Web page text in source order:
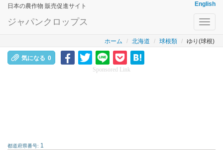
日本の農作物 販売促進サイト English
ジャパンクロップス
ホーム 北海道 球根類 ゆり(球根)
気になる 0
Sponsored Link
都道府県番号: 1